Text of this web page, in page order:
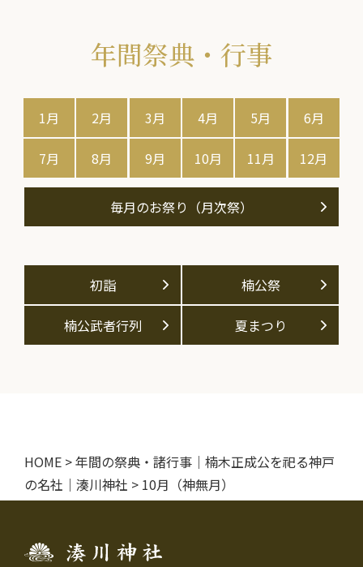
年間祭典・行事
1月 2月 3月 4月 5月 6月
7月 8月 9月 10月 11月 12月
毎月のお祭り（月次祭）
初詣 楠公祭
楠公武者行列 夏まつり
HOME >年間の祭典・諸行事｜楠木正成公を祀る神戸
の名社｜湊川神社 > 10月（神無月）